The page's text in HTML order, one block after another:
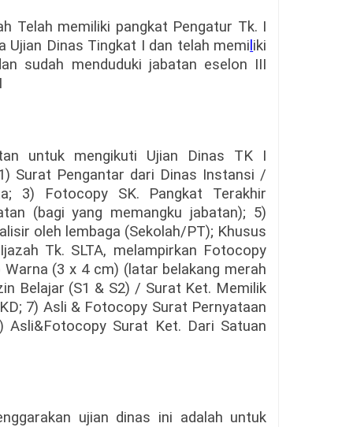
Telah memiliki pangkat Pengatur Tk. I
Dinas Tingkat I dan telah memi iki
sudah menduduki jabatan eselon III
untuk mengikuti Ujian Dinas TK I
Surat Pengantar dari Dinas Instansi /
3) Fotocopy SK. Pangkat Terakhir
(bagi yang memangku jabatan); 5)
oleh lembaga (Sekolah/PT); Khusus
Tk. SLTA, melampirkan Fotocopy
Warna (3 x 4 cm) (latar belakang merah
Belajar (S1 & S2) / Surat Ket. Memilik
7) Asli & Fotocopy Surat Pernyataan
Asli&Fotocopy Surat Ket. Dari Satuan
ujian dinas ini adalah untuk